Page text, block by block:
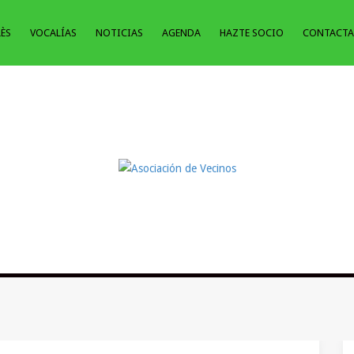
VOCALÍAS NOTICIAS AGENDA HAZTE SOCIO CONTACTA